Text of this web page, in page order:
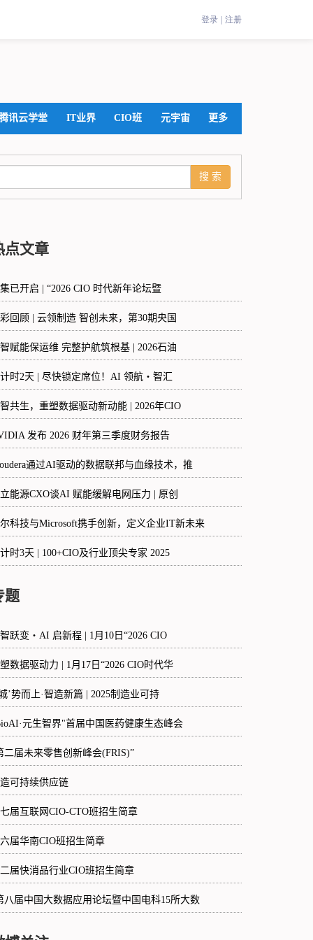
讯云学堂 IT业界 CIO班 元宇宙 更多
点文章
已开启 | “2026 CIO 时代新年论坛暨
回顾 | 云领制造 智创未来，第30期央国
赋能保运维 完整护航筑根基 | 2026石油
时2天 | 尽快锁定席位！AI 领航・智汇
共生，重塑数据驱动新动能 | 2026年CIO
发布 2026 财年第三季度财务报告
通过AI驱动的数据联邦与血缘技术，推
能源CXO谈AI 赋能缓解电网压力 | 原创
科技与Microsoft携手创新，定义企业IT新未来
时3天 | 100+CIO及行业顶尖专家 2025
题
跃变・AI 启新程 | 1月10日“2026 CIO
数据驱动力 | 1月17日“2026 CIO时代华
’势而上·智造新篇 | 2025制造业可持
元生智界"首届中国医药健康生态峰会
二届未来零售创新峰会(FRIS)”
可持续供应链
届互联网CIO-CTO班招生简章
届华南CIO班招生简章
届快消品行业CIO班招生简章
八届中国大数据应用论坛暨中国电科15所大数